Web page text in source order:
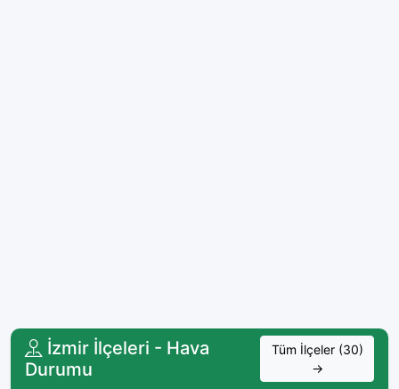
İzmir İlçeleri - Hava
Durumu
Tüm İlçeler (30)
→